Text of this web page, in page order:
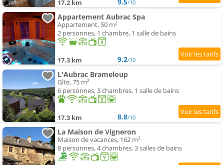
17.2 km 9.5/10
Appartement Aubrac Spa
Appartement, 50 m²
2 personnes, 1 chambre, 1 salle de bains
17.3 km 9.2/10
L'Aubrac Brameloup
Gîte, 75 m²
6 personnes, 3 chambres, 1 salle de bains
17.3 km 8.8/10
La Maison de Vigneron
Maison de vacances, 162 m²
8 personnes, 4 chambres, 3 salles de bains